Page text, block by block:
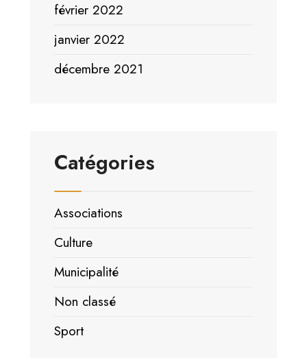
février 2022
janvier 2022
décembre 2021
Catégories
Associations
Culture
Municipalité
Non classé
Sport